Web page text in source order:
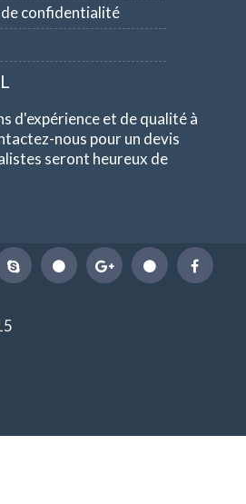
confidentialité
d'expérience et de qualité à
nous pour un devis
seront heureux de